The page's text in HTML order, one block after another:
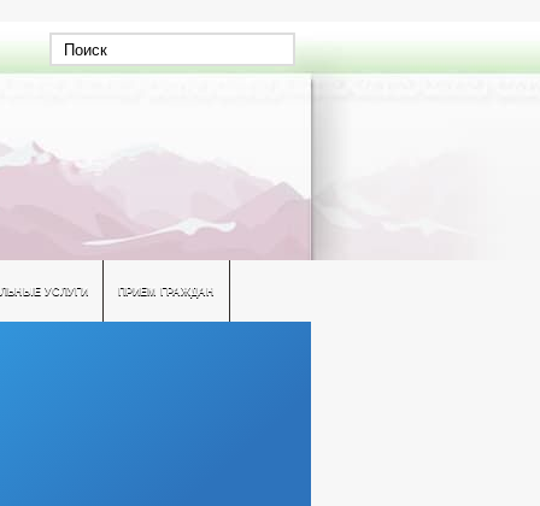
УСЛУГИ ПРИЕМ ГРАЖДАН